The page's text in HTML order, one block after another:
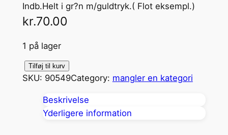
Indb.Helt i gr?n m/guldtryk.( Flot eksempl.)
kr.70.00
1 på lager
e
Tilføj til kurv
SKU: 90549Category: mangler en kategori
Beskrivelse
Yderligere information